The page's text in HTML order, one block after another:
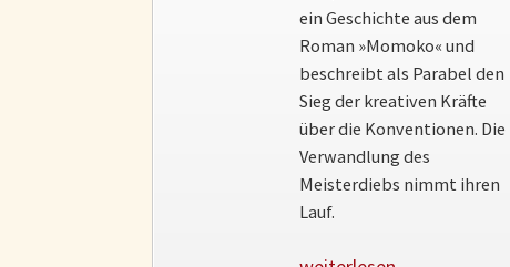
ein Geschichte aus dem
Roman »Momoko« und
beschreibt als Parabel den
Sieg der kreativen Kräfte
über die Konventionen. Die
Verwandlung des
Meisterdiebs nimmt ihren
Lauf.